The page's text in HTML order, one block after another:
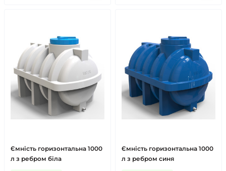
Ємність горизонтальна 1000
л з ребром біла
Ємність горизонтальна 1000
л з ребром синя